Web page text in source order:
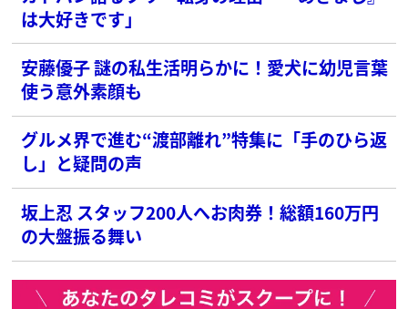
は大好きです」
安藤優子 謎の私生活明らかに！愛犬に幼児言葉
使う意外素顔も
グルメ界で進む“渡部離れ”特集に「手のひら返
し」と疑問の声
坂上忍 スタッフ200人へお肉券！総額160万円
の大盤振る舞い